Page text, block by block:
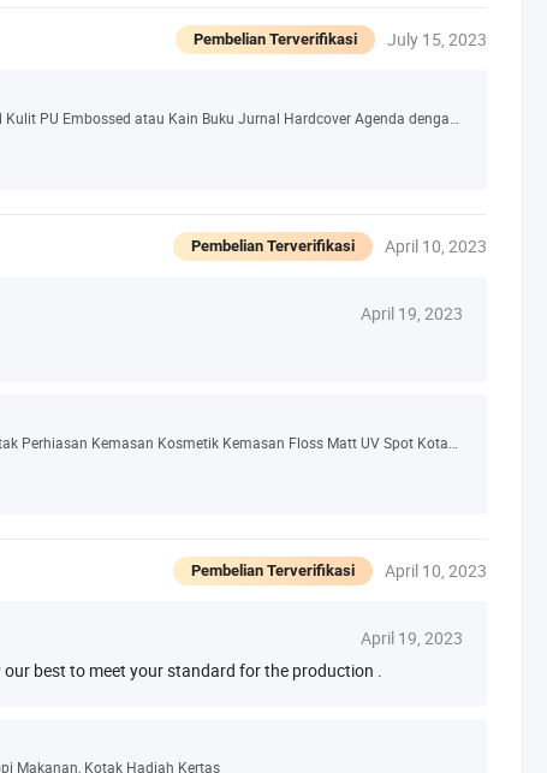
Pembelian Terverifikasi July 15, 2023
Pembelian Terverifikasi April 10, 2023
April 19, 2023
Pembelian Terverifikasi April 10, 2023
April 19, 2023
best to meet your standard for the production .
Makanan, Kotak Hadiah Kertas